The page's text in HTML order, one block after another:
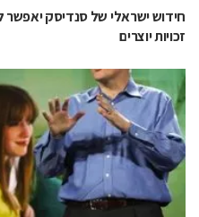
חידוש ישראלי של סנדיסק יאפשר
זכויות יוצרים